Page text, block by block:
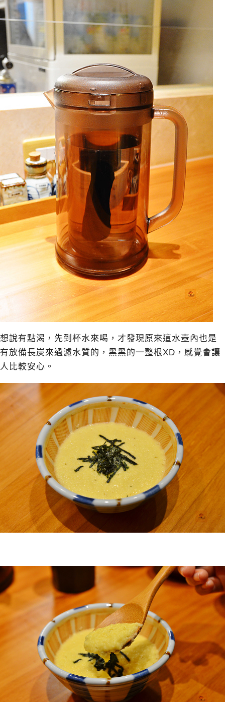
想說有點渴，先到杯水來喝，才發現原來這水壺內也是
有放備長炭來過濾水質的，黑黑的一整根XD，感覺會讓
人比較安心。